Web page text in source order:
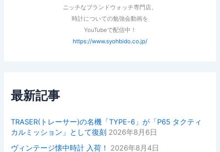
ニッチなブランドウォッチ専門店。
時計についての勉強会動画を
YouTubeで配信中！
https://www.syohbido.co.jp/
最新記事
TRASER(トレーサー)の名機「TYPE-6」が「P65 タクティ
カルミッション」として復刻 2026年8月6日
ヴィンテージ懐中時計 入荷！
2026年8月4日